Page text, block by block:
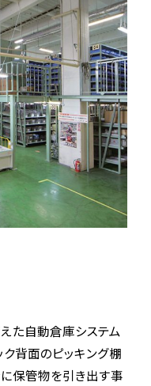
た自動倉庫システム
背面のピッキング棚
に保管物を引き出す事